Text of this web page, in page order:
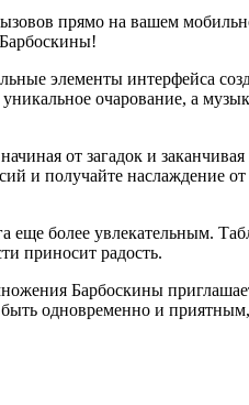
прямо на вашем
элементы интерфейса
очарование, а
от загадок и
и получайте наслаждение
еще более увлекательным.
приносит радость.
Барбоскины
быть одновременно и